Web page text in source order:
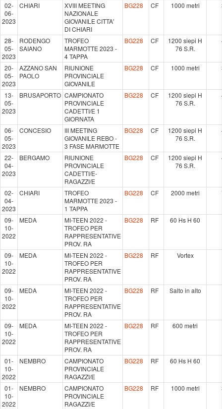
02-
06-
2023
CHIARI
XVIII MEETING
NAZIONALE
GIOVANILE CITTA'
DI CHIARI
BG228 CF 1000 metri
28-
05-
2023
RODENGO
SAIANO
TROFEO
MARMOTTE 2023 -
4 TAPPA
BG228 CF
1200 siepi H
76 S.R.
20-
05-
2023
AZZANO SAN
PAOLO
RIUNIONE
PROVINCIALE
GIOVANILE
BG228 CF 1000 metri
13-
05-
2023
BRUSAPORTO CAMPIONATO
PROVINCIALE
CADETTI/E 1
GIORNATA
BG228 CF
1200 siepi H
76 S.R.
06-
05-
2023
CONCESIO
III MEETING
GIOVANILE REBO -
3 FASE MARMOTTE
BG228 CF
1200 siepi H
76 S.R.
22-
04-
2023
BERGAMO
RIUNIONE
PROVINCIALE
CADETTI/E-
RAGAZZI/E
BG228 CF
1200 siepi H
76 S.R.
02-
04-
2023
CHIARI
TROFEO
MARMOTTE 2023 -
1 TAPPA
BG228 CF 2000 metri
09-
10-
2022
MEDA
MI-TEEN 2022 -
TROFEO PER
RAPPRESENTATIVE
PROV. RA
BG228 RF 60 Hs H 60
09-
10-
2022
MEDA
MI-TEEN 2022 -
TROFEO PER
RAPPRESENTATIVE
PROV. RA
BG228 RF Vortex
09-
10-
2022
MEDA
MI-TEEN 2022 -
TROFEO PER
RAPPRESENTATIVE
PROV. RA
BG228 RF Salto in alto
09-
10-
2022
MEDA
MI-TEEN 2022 -
TROFEO PER
RAPPRESENTATIVE
PROV. RA
BG228 RF 600 metri
01-
10-
2022
NEMBRO
CAMPIONATO
PROVINCIALE
RAGAZZI/E
BG228 RF 60 Hs H 60
01-
10-
2022
NEMBRO
CAMPIONATO
PROVINCIALE
RAGAZZI/E
BG228 RF 1000 metri